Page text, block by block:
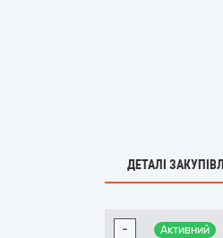
ДЕТАЛІ ЗАКУПІВЛІ
- Активний